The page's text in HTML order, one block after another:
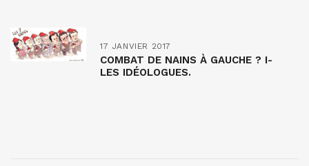
17 JANVIER 2017
COMBAT DE NAINS À GAUCHE ? I-
LES IDÉOLOGUES.